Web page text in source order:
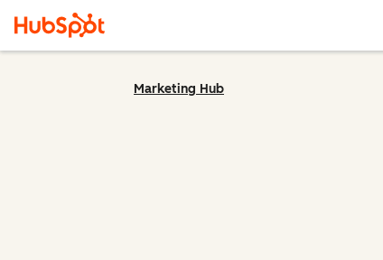
Marketing Hub